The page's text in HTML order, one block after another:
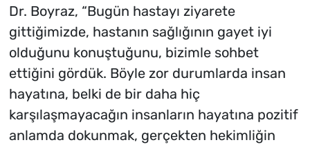
Dr. Boyraz, “Bugün hastayı ziyarete
gittiğimizde, hastanın sağlığının gayet iyi
olduğunu konuştuğunu, bizimle sohbet
ettiğini gördük. Böyle zor durumlarda insan
hayatına, belki de bir daha hiç
karşılaşmayacağın insanların hayatına pozitif
anlamda dokunmak, gerçekten hekimliğin